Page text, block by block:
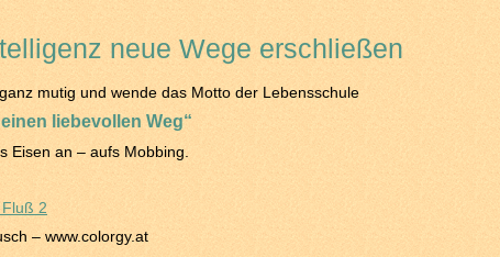
neue Wege erschließen
mutig und wende das Motto der Lebensschule
liebevollen Weg“
Eisen an – aufs Mobbing.
– www.colorgy.at